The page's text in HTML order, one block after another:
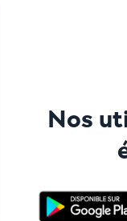
Nos